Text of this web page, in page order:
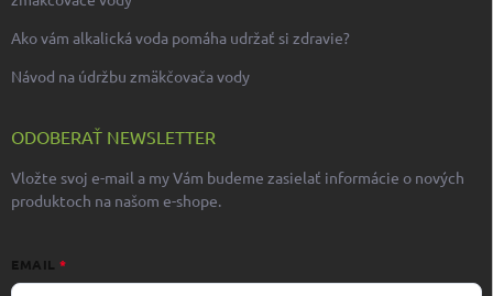
Ako vám alkalická voda pomáha udržať si zdravie?
Návod na údržbu zmäkčovača vody
ODOBERAŤ NEWSLETTER
Vložte svoj e-mail a my Vám budeme zasielať informácie o nových
produktoch na našom e-shope.
EMAIL